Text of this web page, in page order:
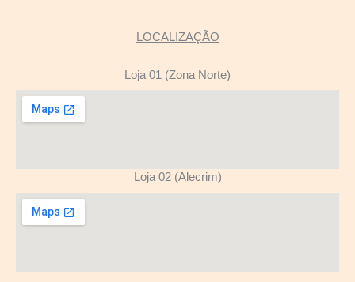
LOCALIZAÇÃO
Loja 01 (Zona Norte)
Loja 02 (Alecrim)